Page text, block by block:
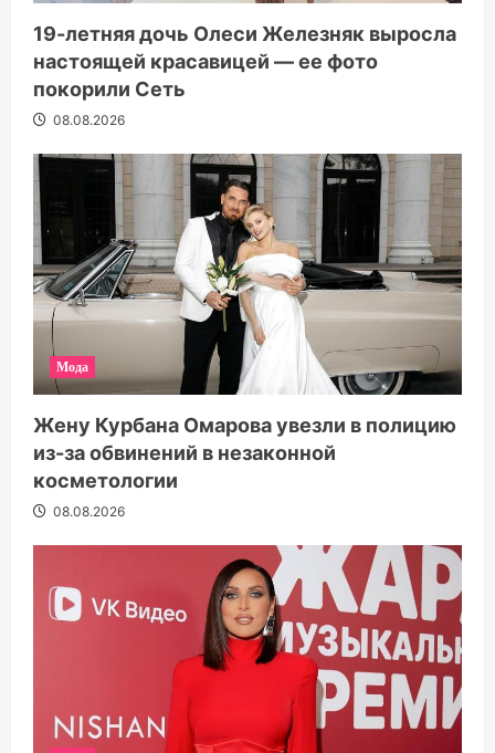
19-летняя дочь Олеси Железняк выросла
настоящей красавицей — ее фото
покорили Сеть
08.08.2026
Мода
Жену Курбана Омарова увезли в полицию
из-за обвинений в незаконной
косметологии
08.08.2026